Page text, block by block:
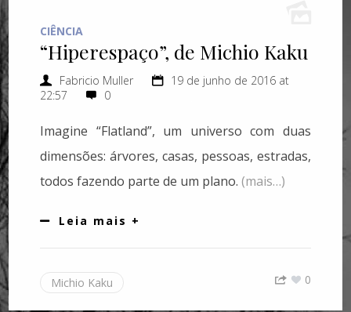
CIÊNCIA
“Hiperespaço”, de Michio Kaku
Fabricio Muller
19 de junho de 2016 at
22:57
0
Imagine “Flatland”, um universo com duas
dimensões: árvores, casas, pessoas, estradas,
todos fazendo parte de um plano.(mais…)
Leia mais +
Michio Kaku 0